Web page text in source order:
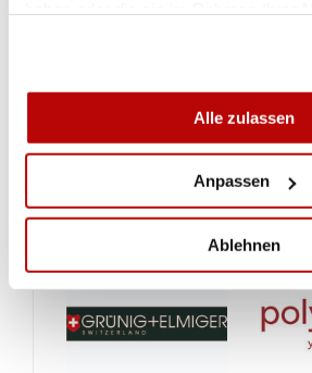
Alle zulassen
Anpassen
Ablehnen